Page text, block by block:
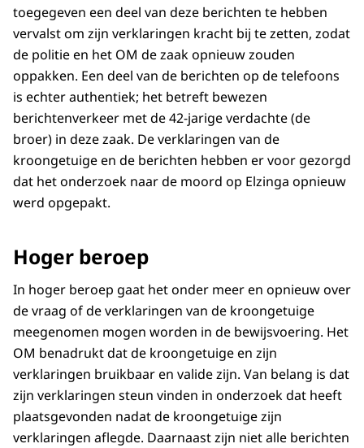
toegegeven een deel van deze berichten te hebben
vervalst om zijn verklaringen kracht bij te zetten, zodat
de politie en het OM de zaak opnieuw zouden
oppakken. Een deel van de berichten op de telefoons
is echter authentiek; het betreft bewezen
berichtenverkeer met de 42-jarige verdachte (de
broer) in deze zaak. De verklaringen van de
kroongetuige en de berichten hebben er voor gezorgd
dat het onderzoek naar de moord op Elzinga opnieuw
werd opgepakt.
Hoger beroep
In hoger beroep gaat het onder meer en opnieuw over
de vraag of de verklaringen van de kroongetuige
meegenomen mogen worden in de bewijsvoering. Het
OM benadrukt dat de kroongetuige en zijn
verklaringen bruikbaar en valide zijn. Van belang is dat
zijn verklaringen steun vinden in onderzoek dat heeft
plaatsgevonden nadat de kroongetuige zijn
verklaringen aflegde. Daarnaast zijn niet alle berichten